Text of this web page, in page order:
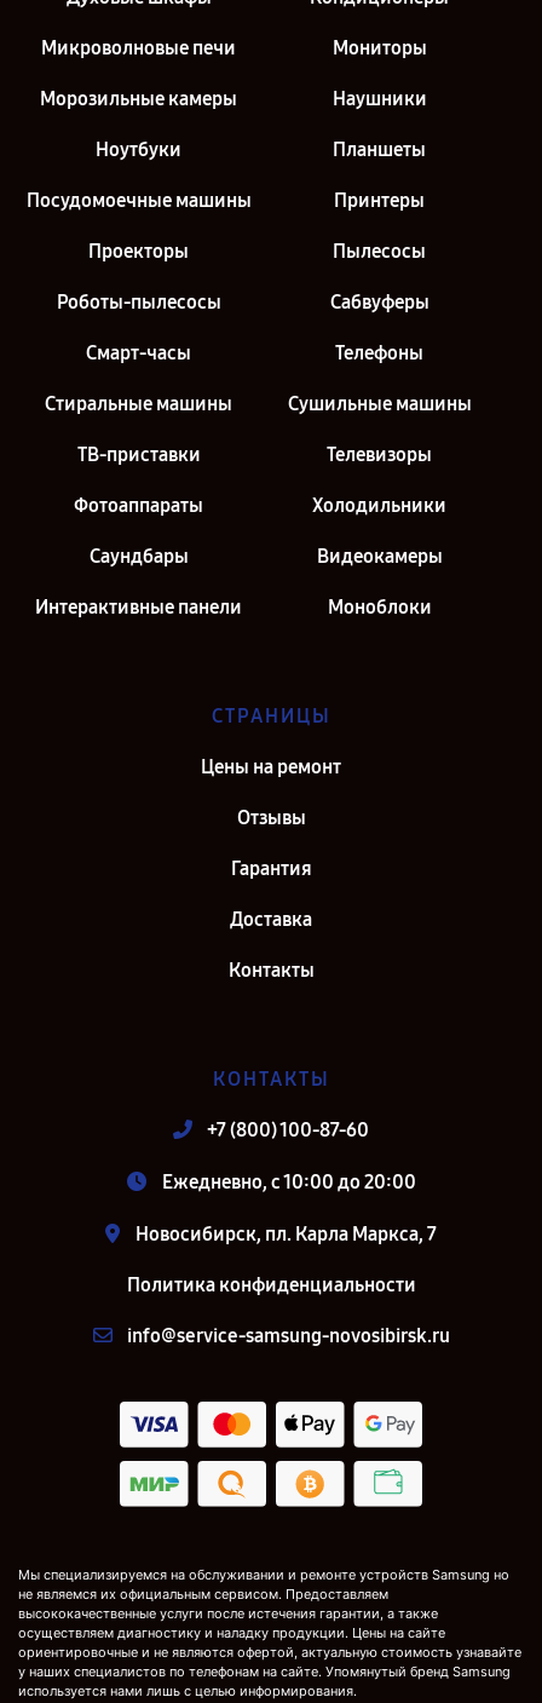
Микроволновые печи Мониторы
Морозильные камеры Наушники
Ноутбуки Планшеты
Посудомоечные машины Принтеры
Проекторы Пылесосы
Роботы-пылесосы Сабвуферы
Смарт-часы Телефоны
Стиральные машины Сушильные машины
ТВ-приставки Телевизоры
Фотоаппараты Холодильники
Саундбары Видеокамеры
Интерактивные панели Моноблоки
СТРАНИЦЫ
Цены на ремонт
Отзывы
Гарантия
Доставка
Контакты
КОНТАКТЫ
+7 (800) 100-87-60
Ежедневно, с 10:00 до 20:00
Новосибирск, пл. Карла Маркса, 7
Политика конфиденциальности
info@service-samsung-novosibirsk.ru
Мы специализируемся на обслуживании и ремонте устройств Samsung но
не являемся их официальным сервисом. Предоставляем
высококачественные услуги после истечения гарантии, а также
осуществляем диагностику и наладку продукции. Цены на сайте
ориентировочные и не являются офертой, актуальную стоимость узнавайте
у наших специалистов по телефонам на сайте. Упомянутый бренд Samsung
используется нами лишь с целью информирования.